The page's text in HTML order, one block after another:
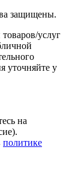
защищены.
услуг
уточняйте у
на
политике